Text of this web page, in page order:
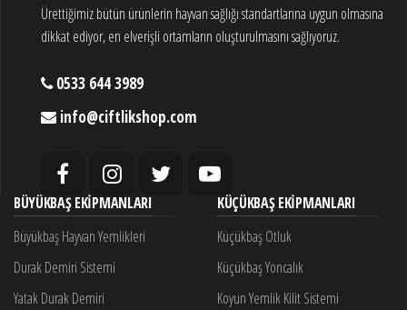
Ürettiğimiz bütün ürünlerin hayvan sağlığı standartlarına uygun olmasına
dikkat ediyor, en elverişli ortamların oluşturulmasını sağlıyoruz.
0533 644 3989
info@ciftlikshop.com
BÜYÜKBAŞ EKIPMANLARI
Büyükbaş Hayvan Yemlikleri
Durak Demiri Sistemi
Yatak Durak Demiri
KÜÇÜKBAŞ EKIPMANLARI
Küçükbaş Otluk
Küçükbaş Yoncalık
Koyun Yemlik Kilit Sistemi